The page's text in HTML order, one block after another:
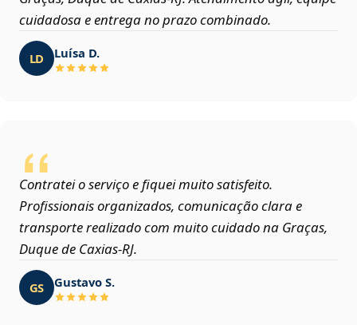
cuidadosa e entrega no prazo combinado.
LD Luísa D.
Contratei o serviço e fiquei muito satisfeito.
Profissionais organizados, comunicação clara e
transporte realizado com muito cuidado na Graças,
Duque de Caxias‑RJ.
GS Gustavo S.